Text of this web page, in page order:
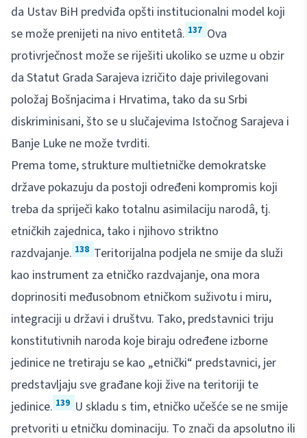
da Ustav BiH predviđa opšti institucionalni model koji
se može prenijeti na nivo entitetâ. 137 Ova
protivrječnost može se riješiti ukoliko se uzme u obzir
da Statut Grada Sarajeva izričito daje privilegovani
položaj Bošnjacima i Hrvatima, tako da su Srbi
diskriminisani, što se u slučajevima Istočnog Sarajeva i
Banje Luke ne može tvrditi.
Prema tome, strukture multietničke demokratske
države pokazuju da postoji određeni kompromis koji
treba da spriječi kako totalnu asimilaciju narodâ, tj.
etničkih zajednica, tako i njihovo striktno
razdvajanje. 138 Teritorijalna podjela ne smije da služi
kao instrument za etničko razdvajanje, ona mora
doprinositi međusobnom etničkom suživotu i miru,
integraciji u državi i društvu. Tako, predstavnici triju
konstitutivnih naroda koje biraju određene izborne
jedinice ne tretiraju se kao „etnički“ predstavnici, jer
predstavljaju sve građane koji žive na teritoriji te
jedinice. 139 U skladu s tim, etničko učešće se ne smije
pretvoriti u etničku dominaciju. To znači da apsolutno ili